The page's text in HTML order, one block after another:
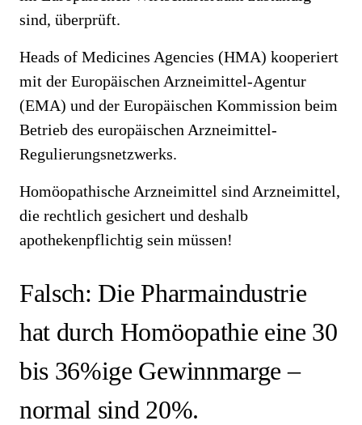
sind, überprüft.
Heads of Medicines Agencies (HMA) kooperiert
mit der Europäischen Arzneimittel-Agentur
(EMA) und der Europäischen Kommission beim
Betrieb des europäischen Arzneimittel-
Regulierungsnetzwerks.
Homöopathische Arzneimittel sind Arzneimittel,
die rechtlich gesichert und deshalb
apothekenpflichtig sein müssen!
Falsch: Die Pharmaindustrie
hat durch Homöopathie eine 30
bis 36%ige Gewinnmarge –
normal sind 20%.